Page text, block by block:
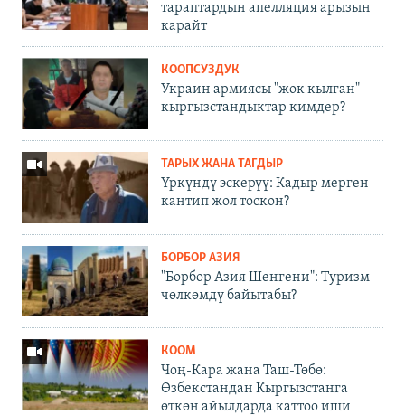
тараптардын апелляция арызын
карайт
КООПСУЗДУК
Украин армиясы "жок кылган"
кыргызстандыктар кимдер?
ТАРЫХ ЖАНА ТАГДЫР
Үркүндү эскерүү: Кадыр мерген
кантип жол тоскон?
БОРБОР АЗИЯ
"Борбор Азия Шенгени": Туризм
чөлкөмдү байытабы?
КООМ
Чоң-Кара жана Таш-Төбө:
Өзбекстандан Кыргызстанга
өткөн айылдарда каттоо иши